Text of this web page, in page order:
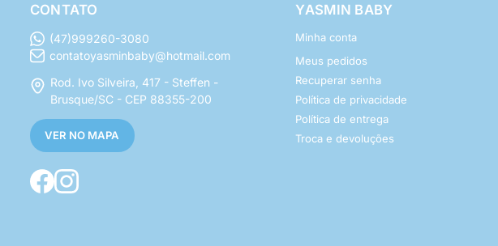
CONTATO
(47)999260-3080
contatoyasminbaby@hotmail.com
Rod. Ivo Silveira, 417 - Steffen -
Brusque/SC - CEP 88355-200
VER NO MAPA
YASMIN BABY
Minha conta
Meus pedidos
Recuperar senha
Política de privacidade
Política de entrega
Troca e devoluções